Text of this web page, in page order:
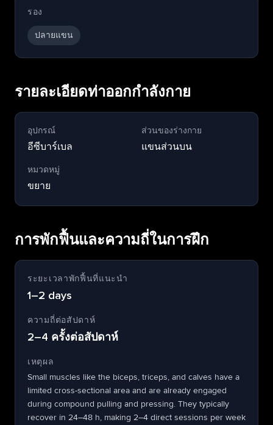
รอง
ปลายแขน
รายละเอียดท่าออกกำลังกาย
อุปกรณ์
อีซีบาร์เบล
ส่วนของร่างกาย
แขนส่วนบน
หมวดหมู่
ขยาย
การพักฟื้นและความถี่ในการฝึก
ระยะเวลาพักฟื้นที่แนะนำ
1–2 days
ความถี่ต่อสัปดาห์
2–4 ครั้งต่อสัปดาห์
เหตุผล
Small muscles like the biceps, triceps, and calves have a
limited cross-sectional area and are already engaged
during compound pulling and pressing. They typically
recover in 24–48 h, making 2–4 direct sessions per week